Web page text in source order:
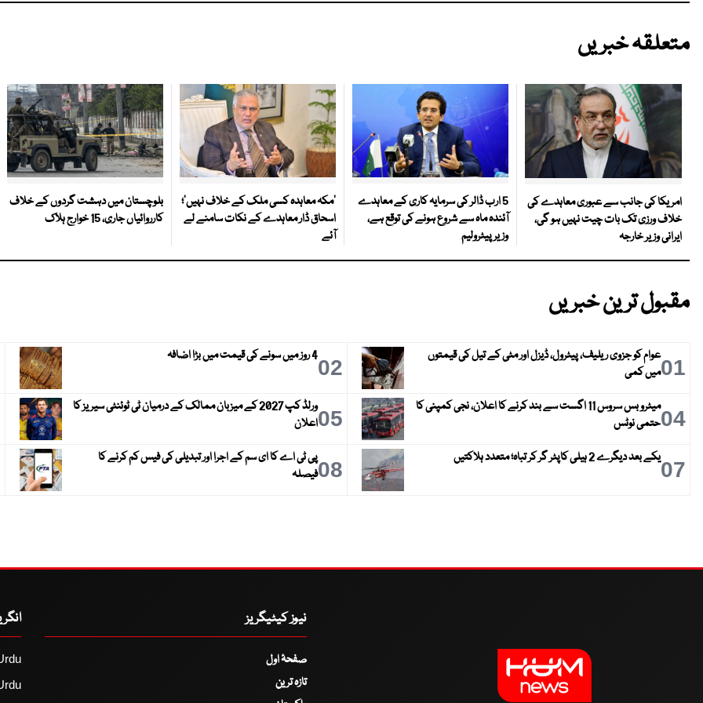
متعلقہ خبریں
امریکا کی جانب سے عبوری معاہدے کی
خلاف ورزی تک بات چیت نہیں ہو گی،
ایرانی وزیر خارجہ
5 ارب ڈالر کی سرمایہ کاری کے معاہدے
آئندہ ماہ سے شروع ہونے کی توقع ہے،
وزیر پیٹرولیم
‘مکہ معاہدہ کسی ملک کے خلاف نہیں’؛
اسحاق ڈار معاہدے کے نکات سامنے لے
آئے
بلوچستان میں دہشت گردوں کے خلاف
کارروائیاں جاری، 15 خوارج ہلاک
مقبول ترین خبریں
01عوام کو جزوی ریلیف، پیٹرول، ڈیزل اور مٹی کے تیل کی قیمتوں
میں کمی
024 روز میں سونے کی قیمت میں بڑا اضافہ
04
میٹرو بس سروس 11 اگست سے بند کرنے کا اعلان، نجی کمپنی کا
حتمی نوٹس
05
ورلڈ کپ 2027 کے میزبان ممالک کے درمیان ٹی ٹوئنٹی سیریز کا
اعلان
07یکے بعد دیگرے 2 ہیلی کاپٹر گر کر تباہ؛ متعدد ہلاکتیں 08پی ٹی اے کا ای سم کے اجرا اور تبدیلی کی فیس کم کرنے کا
فیصلہ
نیوز کیٹیگریز
صفحۂ اول
تازہ ترین